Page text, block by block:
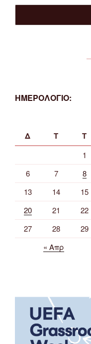
ΗΜΕΡΟΛΟΓΙΟ:
Δ Τ Τ
1
6
7 8
13
14 15
20
21 22
27
28 29
« Απρ